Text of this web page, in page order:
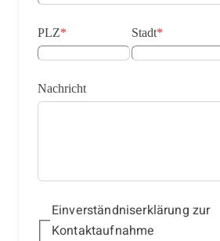
PLZ* Stadt*
Nachricht
Einverständniserklärung zur
Kontaktaufnahme